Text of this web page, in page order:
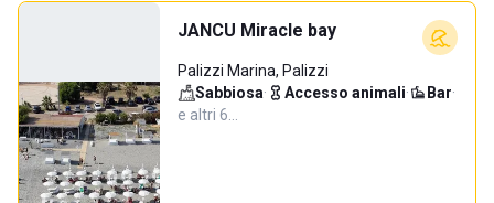
JANCU Miracle bay
Palizzi Marina, Palizzi
Sabbiosa· Accesso animali· Bar·
e altri 6…